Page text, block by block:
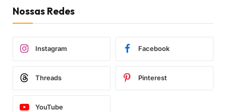
Nossas Redes
Instagram Facebook
Threads Pinterest
YouTube